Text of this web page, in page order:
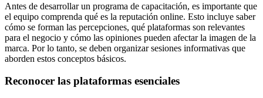
Antes de desarrollar un programa de capacitación, es importante que
el equipo comprenda qué es la reputación online. Esto incluye saber
cómo se forman las percepciones, qué plataformas son relevantes
para el negocio y cómo las opiniones pueden afectar la imagen de la
marca. Por lo tanto, se deben organizar sesiones informativas que
aborden estos conceptos básicos.
Reconocer las plataformas esenciales